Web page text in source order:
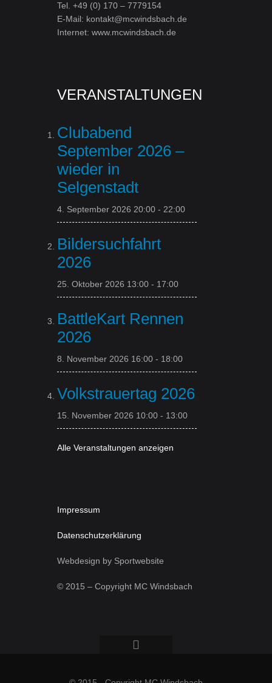
Tel. +49 (0) 170 – 7779154
E-Mail: kontakt@mcwindsbach.de
Internet: www.mcwindsbach.de
VERANSTALTUNGEN
Clubabend
September 2026 –
wieder in
Selgenstadt
4. September 2026 20:00 - 22:00
Bildersuchfahrt
2026
25. Oktober 2026 13:00 - 17:00
BattleKart Rennen
2026
8. November 2026 16:00 - 18:00
Volkstrauertag 2026
15. November 2026 10:00 - 13:00
Alle Veranstaltungen anzeigen
Impressum
Datenschutzerklärung
Webdesign by Sportwebsite
© 2015 – Copyright MC Windsbach